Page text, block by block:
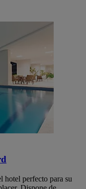
hotel perfecto para su